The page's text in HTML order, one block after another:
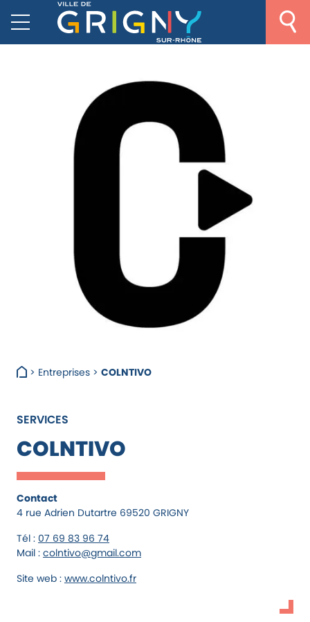
> Entreprises > COLNTIVO
SERVICES
COLNTIVO
Contact
4 rue Adrien Dutartre 69520 GRIGNY
Tél : 07 69 83 96 74
Mail : colntivo@gmail.com
Site web : www.colntivo.fr